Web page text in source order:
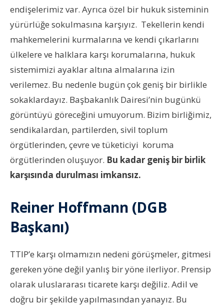
endişelerimiz var. Ayrıca özel bir hukuk sisteminin
yürürlüğe sokulmasına karşıyız. Tekellerin kendi
mahkemelerini kurmalarına ve kendi çıkarlarını
ülkelere ve halklara karşı korumalarına, hukuk
sistemimizi ayaklar altına almalarına izin
verilemez. Bu nedenle bugün çok geniş bir birlikle
sokaklardayız. Başbakanlık Dairesi’nin bugünkü
görüntüyü göreceğini umuyorum. Bizim birliğimiz,
sendikalardan, partilerden, sivil toplum
örgütlerinden, çevre ve tüketiciyi koruma
örgütlerinden oluşuyor. Bu kadar geniş bir birlik
karşısında durulması imkansız.
Reiner Hoffmann (DGB
Başkanı)
TTIP’e karşı olmamızın nedeni görüşmeler, gitmesi
gereken yöne değil yanlış bir yöne ilerliyor. Prensip
olarak uluslararası ticarete karşı değiliz. Adil ve
doğru bir şekilde yapılmasından yanayız. Bu